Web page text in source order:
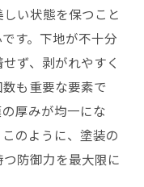
順序
法
ーケア
の注意点
手順を解説
落とし穴
順
い状態を保つこと
す。下地が不十分
ず、剥がれやすく
も重要な要素で
厚みが均一にな
のように、塗装の
防御力を最大限に